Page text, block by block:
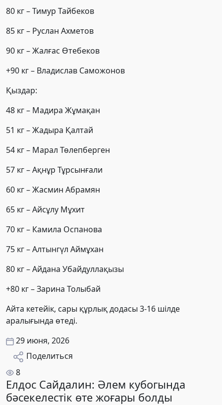
80 кг – Тимур Тайбеков
85 кг – Руслан Ахметов
90 кг – Жалғас Өтебеков
+90 кг – Владислав Саможонов
Қыздар:
48 кг – Мадира Жұмақан
51 кг – Жадыра Қалтай
54 кг – Марал Төлепберген
57 кг – Ақнұр Тұрсынғали
60 кг – Жасмин Абрамян
65 кг – Айсұлу Мұхит
70 кг – Камила Оспанова
75 кг – Алтынгүл Аймұхан
80 кг – Айдана Убайдуллақызы
+80 кг – Зарина Толыбай
Айта кетейік, сары құрлық додасы 3-16 шілде
аралығында өтеді.
29 июня, 2026
Поделиться
8
Елдос Сайдалин: Әлем кубогында
бәсекелестік өте жоғары болды